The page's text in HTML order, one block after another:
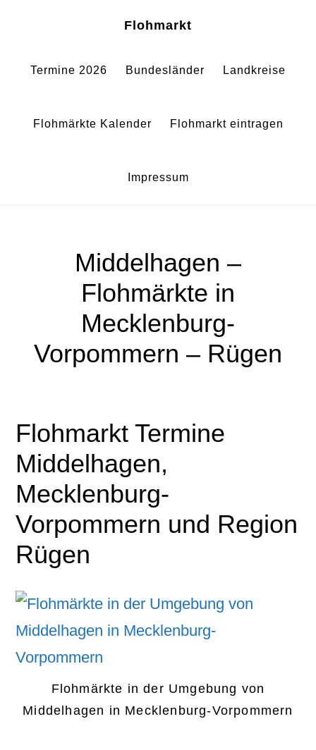
springen
springen
Flohmarkt
Termine 2026 Bundesländer Landkreise
Flohmärkte Kalender Flohmarkt eintragen
Impressum
Middelhagen –
Flohmärkte in
Mecklenburg-
Vorpommern – Rügen
Flohmarkt Termine
Middelhagen,
Mecklenburg-
Vorpommern und Region
Rügen
Flohmärkte in der Umgebung von
Middelhagen in Mecklenburg-Vorpommern